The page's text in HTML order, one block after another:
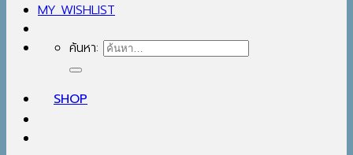
MY WISHLIST
ค้นหา:
SHOP